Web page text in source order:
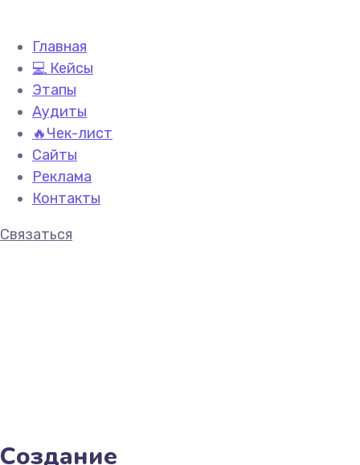
Главная
💻 Кейсы
Этапы
Аудиты
🔥Чек-лист
Сайты
Реклама
Контакты
Связаться
Создание